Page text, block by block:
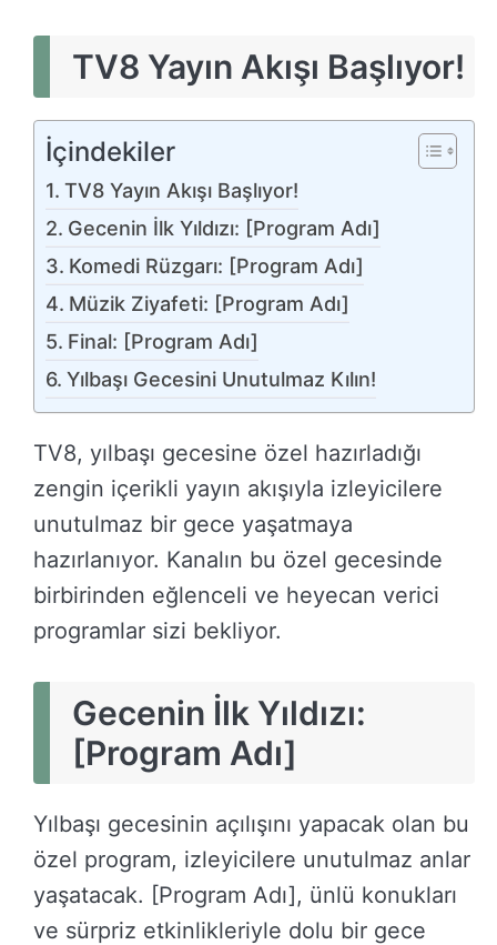
TV8 Yayın Akışı Başlıyor!
İçindekiler
TV8 Yayın Akışı Başlıyor!
Gecenin İlk Yıldızı: [Program Adı]
Komedi Rüzgarı: [Program Adı]
Müzik Ziyafeti: [Program Adı]
Final: [Program Adı]
Yılbaşı Gecesini Unutulmaz Kılın!
TV8, yılbaşı gecesine özel hazırladığı
zengin içerikli yayın akışıyla izleyicilere
unutulmaz bir gece yaşatmaya
hazırlanıyor. Kanalın bu özel gecesinde
birbirinden eğlenceli ve heyecan verici
programlar sizi bekliyor.
Gecenin İlk Yıldızı:
[Program Adı]
Yılbaşı gecesinin açılışını yapacak olan bu
özel program, izleyicilere unutulmaz anlar
yaşatacak. [Program Adı], ünlü konukları
ve sürpriz etkinlikleriyle dolu bir gece